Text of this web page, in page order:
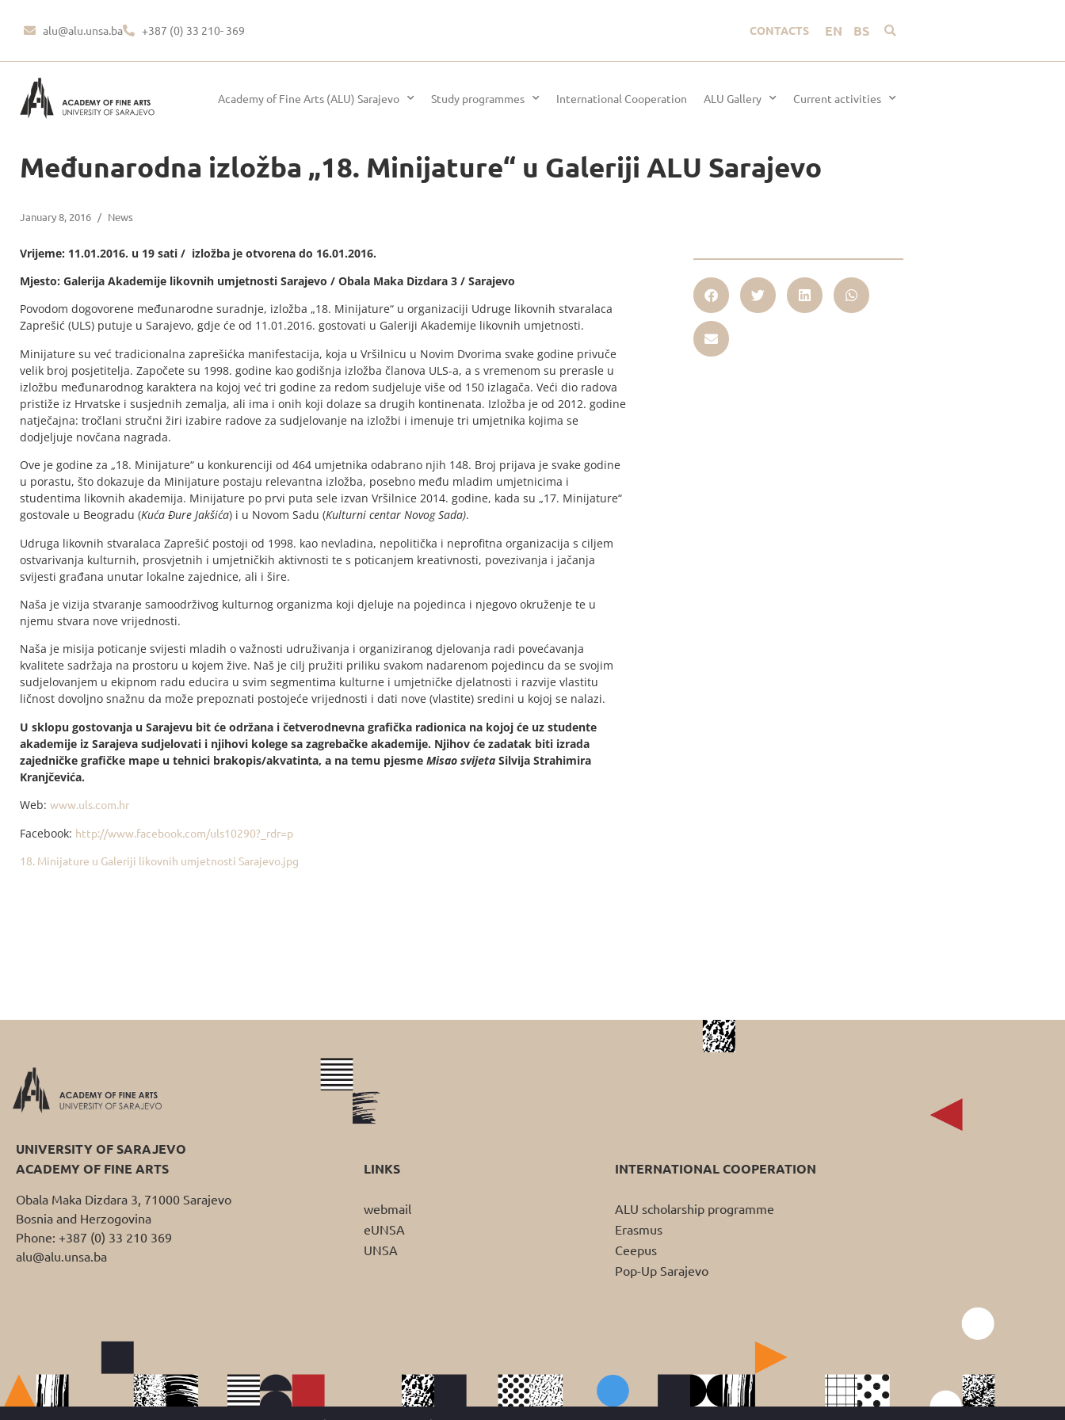
alu@alu.unsa.ba +387 (0) 33 210- 369 CONTACTS EN BS
Academy of Fine Arts (ALU) Sarajevo Study programmes International Cooperation ALU Gallery Current activities
Međunarodna izložba „18. Minijature“ u Galeriji ALU Sarajevo
January 8, 2016 / News
Vrijeme: 11.01.2016. u 19 sati / izložba je otvorena do 16.01.2016.
Mjesto: Galerija Akademije likovnih umjetnosti Sarajevo / Obala Maka Dizdara 3 / Sarajevo
Povodom dogovorene međunarodne suradnje, izložba „18. Minijature“ u organizaciji Udruge likovnih stvaralaca
Zaprešić (ULS) putuje u Sarajevo, gdje će od 11.01.2016. gostovati u Galeriji Akademije likovnih umjetnosti.
Minijature su već tradicionalna zaprešićka manifestacija, koja u Vršilnicu u Novim Dvorima svake godine privuče
velik broj posjetitelja. Započete su 1998. godine kao godišnja izložba članova ULS-a, a s vremenom su prerasle u
izložbu međunarodnog karaktera na kojoj već tri godine za redom sudjeluje više od 150 izlagača. Veći dio radova
pristiže iz Hrvatske i susjednih zemalja, ali ima i onih koji dolaze sa drugih kontinenata. Izložba je od 2012. godine
natječajna: tročlani stručni žiri izabire radove za sudjelovanje na izložbi i imenuje tri umjetnika kojima se
dodjeljuje novčana nagrada.
Ove je godine za „18. Minijature“ u konkurenciji od 464 umjetnika odabrano njih 148. Broj prijava je svake godine
u porastu, što dokazuje da Minijature postaju relevantna izložba, posebno među mladim umjetnicima i
studentima likovnih akademija. Minijature po prvi puta sele izvan Vršilnice 2014. godine, kada su „17. Minijature“
gostovale u Beogradu (Kuća Đure Jakšića) i u Novom Sadu (Kulturni centar Novog Sada).
Udruga likovnih stvaralaca Zaprešić postoji od 1998. kao nevladina, nepolitička i neprofitna organizacija s ciljem
ostvarivanja kulturnih, prosvjetnih i umjetničkih aktivnosti te s poticanjem kreativnosti, povezivanja i jačanja
svijesti građana unutar lokalne zajednice, ali i šire.
Naša je vizija stvaranje samoodrživog kulturnog organizma koji djeluje na pojedinca i njegovo okruženje te u
njemu stvara nove vrijednosti.
Naša je misija poticanje svijesti mladih o važnosti udruživanja i organiziranog djelovanja radi povećavanja
kvalitete sadržaja na prostoru u kojem žive. Naš je cilj pružiti priliku svakom nadarenom pojedincu da se svojim
sudjelovanjem u ekipnom radu educira u svim segmentima kulturne i umjetničke djelatnosti i razvije vlastitu
ličnost dovoljno snažnu da može prepoznati postojeće vrijednosti i dati nove (vlastite) sredini u kojoj se nalazi.
U sklopu gostovanja u Sarajevu bit će održana i četverodnevna grafička radionica na kojoj će uz studente
akademije iz Sarajeva sudjelovati i njihovi kolege sa zagrebačke akademije. Njihov će zadatak biti izrada
zajedničke grafičke mape u tehnici brakopis/akvatinta, a na temu pjesme Misao svijeta Silvija Strahimira
Kranjčevića.
Web: www.uls.com.hr
Facebook: http://www.facebook.com/uls10290?_rdr=p
18. Minijature u Galeriji likovnih umjetnosti Sarajevo.jpg
UNIVERSITY OF SARAJEVO
ACADEMY OF FINE ARTS
Obala Maka Dizdara 3, 71000 Sarajevo
Bosnia and Herzogovina
Phone: +387 (0) 33 210 369
alu@alu.unsa.ba
LINKS
webmail
eUNSA
UNSA
INTERNATIONAL COOPERATION
ALU scholarship programme
Erasmus
Ceepus
Pop-Up Sarajevo